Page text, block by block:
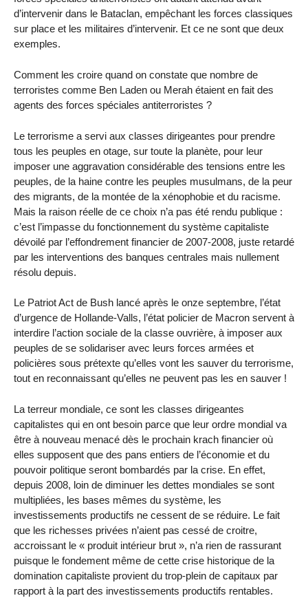
d’intervenir dans le Bataclan, empêchant les forces classiques
sur place et les militaires d’intervenir. Et ce ne sont que deux
exemples.
Comment les croire quand on constate que nombre de
terroristes comme Ben Laden ou Merah étaient en fait des
agents des forces spéciales antiterroristes ?
Le terrorisme a servi aux classes dirigeantes pour prendre
tous les peuples en otage, sur toute la planète, pour leur
imposer une aggravation considérable des tensions entre les
peuples, de la haine contre les peuples musulmans, de la peur
des migrants, de la montée de la xénophobie et du racisme.
Mais la raison réelle de ce choix n’a pas été rendu publique :
c’est l’impasse du fonctionnement du système capitaliste
dévoilé par l’effondrement financier de 2007-2008, juste retardé
par les interventions des banques centrales mais nullement
résolu depuis.
Le Patriot Act de Bush lancé après le onze septembre, l’état
d’urgence de Hollande-Valls, l’état policier de Macron servent à
interdire l’action sociale de la classe ouvrière, à imposer aux
peuples de se solidariser avec leurs forces armées et
policières sous prétexte qu’elles vont les sauver du terrorisme,
tout en reconnaissant qu’elles ne peuvent pas les en sauver !
La terreur mondiale, ce sont les classes dirigeantes
capitalistes qui en ont besoin parce que leur ordre mondial va
être à nouveau menacé dès le prochain krach financier où
elles supposent que des pans entiers de l’économie et du
pouvoir politique seront bombardés par la crise. En effet,
depuis 2008, loin de diminuer les dettes mondiales se sont
multipliées, les bases mêmes du système, les
investissements productifs ne cessent de se réduire. Le fait
que les richesses privées n’aient pas cessé de croitre,
accroissant le « produit intérieur brut », n’a rien de rassurant
puisque le fondement même de cette crise historique de la
domination capitaliste provient du trop-plein de capitaux par
rapport à la part des investissements productifs rentables.